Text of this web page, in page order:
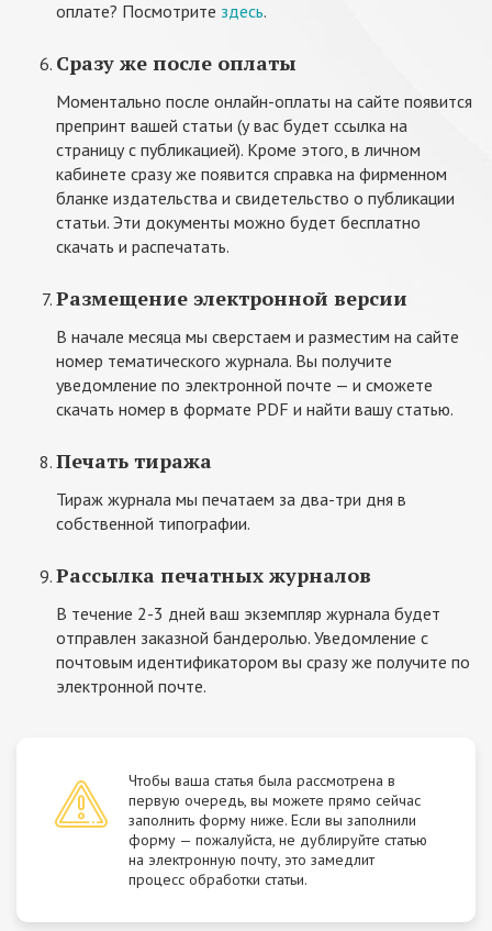
оплате? Посмотрите здесь.
Сразу же после оплаты
Моментально после онлайн-оплаты на сайте появится
препринт вашей статьи (у вас будет ссылка на
страницу с публикацией). Кроме этого, в личном
кабинете сразу же появится справка на фирменном
бланке издательства и свидетельство о публикации
статьи. Эти документы можно будет бесплатно
скачать и распечатать.
Размещение электронной версии
В начале месяца мы сверстаем и разместим на сайте
номер тематического журнала. Вы получите
уведомление по электронной почте — и сможете
скачать номер в формате PDF и найти вашу статью.
Печать тиража
Тираж журнала мы печатаем за два-три дня в
собственной типографии.
Рассылка печатных журналов
В течение 2-3 дней ваш экземпляр журнала будет
отправлен заказной бандеролью. Уведомление с
почтовым идентификатором вы сразу же получите по
электронной почте.
Чтобы ваша статья была рассмотрена в
первую очередь, вы можете прямо сейчас
заполнить форму ниже. Если вы заполнили
форму — пожалуйста, не дублируйте статью
на электронную почту, это замедлит
процесс обработки статьи.